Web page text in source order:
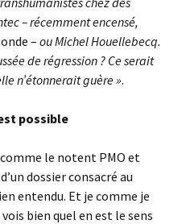
– récemment encensé,
– ou Michel Houellebecq.
de régression ? Ce serait
n’étonnerait guère ».
possible
le notent PMO et
dossier consacré au
entendu. Et je comme je
bien quel en est le sens